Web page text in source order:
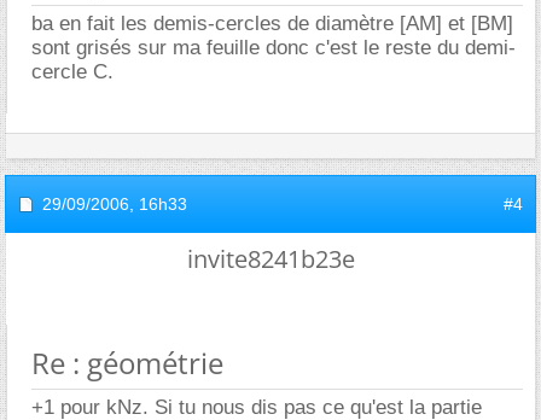
ba en fait les demis-cercles de diamètre [AM] et [BM]
sont grisés sur ma feuille donc c'est le reste du demi-
cercle C.
29/09/2006, 16h33 #4
invite8241b23e
Re : géométrie
+1 pour kNz. Si tu nous dis pas ce qu'est la partie